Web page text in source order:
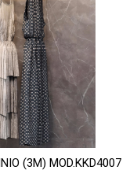
(3M) MOD.KKD4007